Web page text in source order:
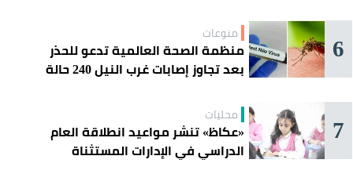
6 منوعات
منظمة الصحة العالمية تدعو للحذر
بعد تجاوز إصابات غرب النيل 240 حالة
7 محليات
«عكاظ» تنشر مواعيد انطلاقة العام
الدراسي في الإدارات المستثناة